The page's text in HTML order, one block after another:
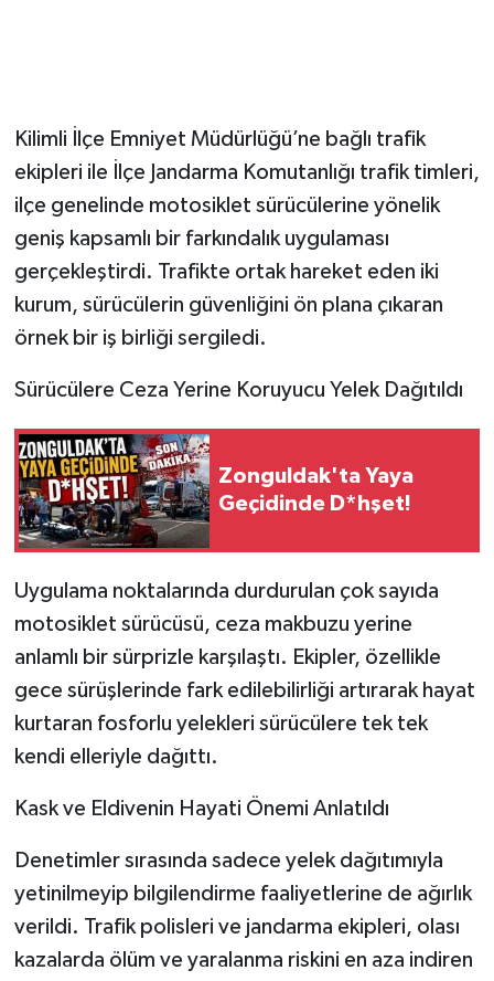
Kilimli İlçe Emniyet Müdürlüğü’ne bağlı trafik
ekipleri ile İlçe Jandarma Komutanlığı trafik timleri,
ilçe genelinde motosiklet sürücülerine yönelik
geniş kapsamlı bir farkındalık uygulaması
gerçekleştirdi. Trafikte ortak hareket eden iki
kurum, sürücülerin güvenliğini ön plana çıkaran
örnek bir iş birliği sergiledi.
​Sürücülere Ceza Yerine Koruyucu Yelek Dağıtıldı
Zonguldak'ta Yaya
Geçidinde D*hşet!
​Uygulama noktalarında durdurulan çok sayıda
motosiklet sürücüsü, ceza makbuzu yerine
anlamlı bir sürprizle karşılaştı. Ekipler, özellikle
gece sürüşlerinde fark edilebilirliği artırarak hayat
kurtaran fosforlu yelekleri sürücülere tek tek
kendi elleriyle dağıttı.
​Kask ve Eldivenin Hayati Önemi Anlatıldı
​Denetimler sırasında sadece yelek dağıtımıyla
yetinilmeyip bilgilendirme faaliyetlerine de ağırlık
verildi. Trafik polisleri ve jandarma ekipleri, olası
kazalarda ölüm ve yaralanma riskini en aza indiren